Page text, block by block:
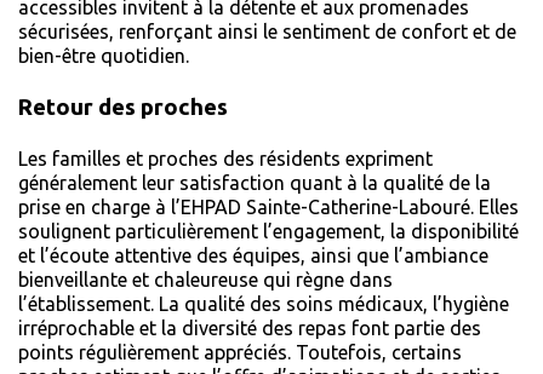
accessibles invitent à la détente et aux promenades
sécurisées, renforçant ainsi le sentiment de confort et de
bien-être quotidien.
Retour des proches
Les familles et proches des résidents expriment
généralement leur satisfaction quant à la qualité de la
prise en charge à l’EHPAD Sainte-Catherine-Labouré. Elles
soulignent particulièrement l’engagement, la disponibilité
et l’écoute attentive des équipes, ainsi que l’ambiance
bienveillante et chaleureuse qui règne dans
l’établissement. La qualité des soins médicaux, l’hygiène
irréprochable et la diversité des repas font partie des
points régulièrement appréciés. Toutefois, certains